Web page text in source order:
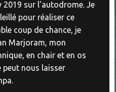
2019 sur l'autodrome. Je
pour réaliser ce
coup de chance, je
Marjoram, mon
en chair et en os
peut nous laisser